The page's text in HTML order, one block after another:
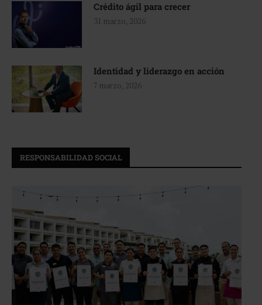
Crédito ágil para crecer
31 marzo, 2026
Identidad y liderazgo en acción
7 marzo, 2026
RESPONSABILIDAD SOCIAL